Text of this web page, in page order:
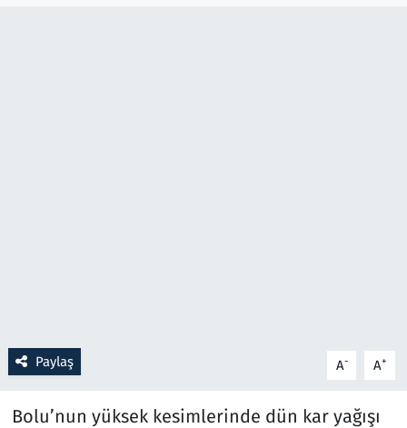
Paylaş A- A+
Bolu’nun yüksek kesimlerinde dün kar yağışı
Spor
Teknoloji ve Bilim